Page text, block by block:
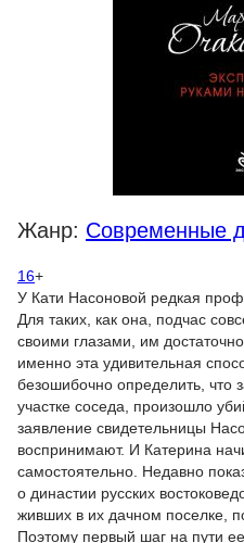
Жанр: Современные
16+
У Кати Насоновой редкая
Для таких, как она, подчас
своими глазами, им
именно эта удивительная
безошибочно определить, что
участке соседа, произошло
заявление свидетельницы
воспринимают. И Катерина
самостоятельно. Недавно
о династии русских
живших в их дачном поселке,
Поэтому первый шаг на пути